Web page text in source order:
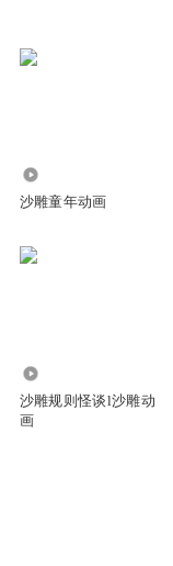
沙雕童年动画
沙雕规则怪谈l沙雕动
画